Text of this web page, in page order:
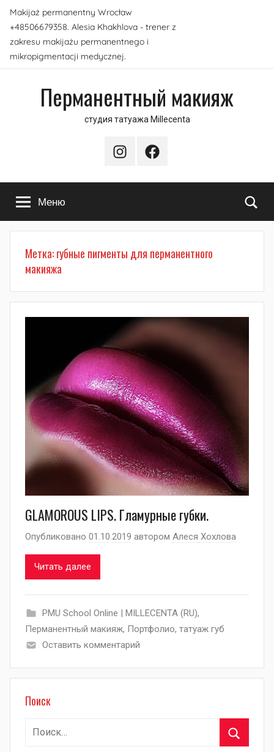
Перейти
содержимому
Makijaż permanentny Wrocław
+48506679358. Alesia Khakhlova - trener z
zakresu makijażu permanentnego i
mikropigmentacji medycznej.
Перманентный макияж
студия татуажа Millecenta
InstagramFacebook
Меню
Метка:губные пигменты для перманентного
макияжа
GLAMOROUS LIPS. Гламурные губки.
Опубликовано 01.10.2019 автором Алеся Хохлова
Читать далее
PMU School Online | MILLECENTA (RU),
Перманентный макияж, Портфолио, татуаж губ
Оставить комментарий
Поиск
Найти: